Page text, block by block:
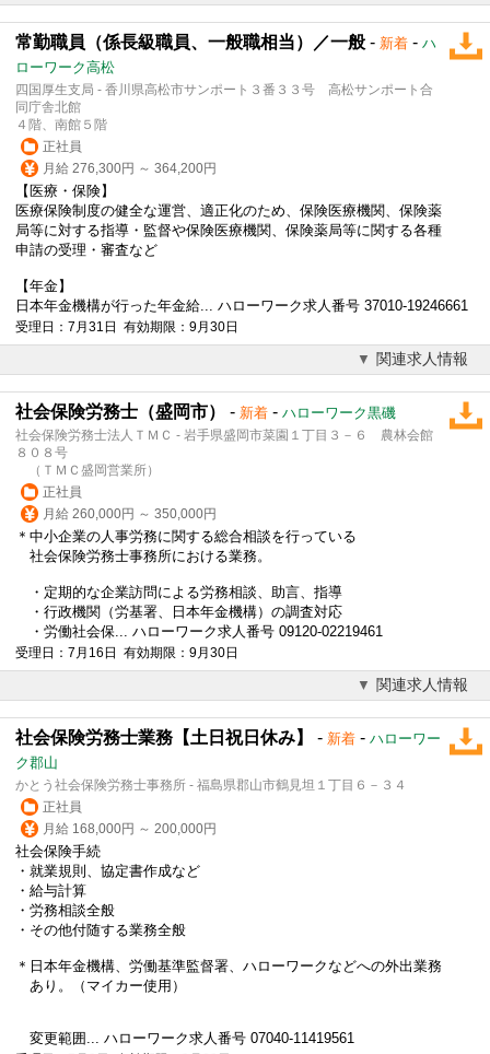
常勤職員（係長級職員、一般職相当）／一般 - 新着 - ハ
ローワーク高松
四国厚生支局 - 香川県高松市サンポート３番３３号 高松サンポート合
同庁舎北館
４階、南館５階
正社員
月給 276,300円 ～ 364,200円
【医療・保険】
医療保険制度の健全な運営、適正化のため、保険医療機関、保険薬
局等に対する指導・監督や保険医療機関、保険薬局等に関する各種
申請の受理・審査など
【年金】
日本年金機構が行った年金給... ハローワーク求人番号 37010-19246661
受理日：7月31日 有効期限：9月30日
関連求人情報
社会保険労務士（盛岡市） - 新着 - ハローワーク黒磯
社会保険労務士法人ＴＭＣ - 岩手県盛岡市菜園１丁目３－６ 農林会館
８０８号
（ＴＭＣ盛岡営業所）
正社員
月給 260,000円 ～ 350,000円
＊中小企業の人事労務に関する総合相談を行っている
社会保険労務士事務所における業務。
・定期的な企業訪問による労務相談、助言、指導
・行政機関（労基署、
日本年金機構）の調査対応
・労働社会保... ハローワーク求人番号 09120-02219461
受理日：7月16日 有効期限：9月30日
関連求人情報
社会保険労務士業務【土日祝日休み】 - 新着 - ハローワー
ク郡山
かとう社会保険労務士事務所 - 福島県郡山市鶴見坦１丁目６－３４
正社員
月給 168,000円 ～ 200,000円
社会保険手続
・就業規則、協定書作成など
・給与計算
・労務相談全般
・その他付随する業務全般
＊ 日本年金機構 、労働基準監督署、ハローワークなどへの外出業務
あり。（マイカー使用）
変更範囲... ハローワーク求人番号 07040-11419561